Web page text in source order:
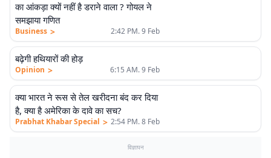
का आंकड़ा क्यों नहीं है डराने वाला ? गोयल ने
समझाया गणित
Business > 2:42 PM. 9 Feb
बढ़ेगी हथियारों की होड़
Opinion > 6:15 AM. 9 Feb
क्या भारत ने रूस से तेल खरीदना बंद कर दिया
है, क्या है अमेरिका के दावे का सच?
Prabhat Khabar Special > 2:54 PM. 8 Feb
विज्ञापन